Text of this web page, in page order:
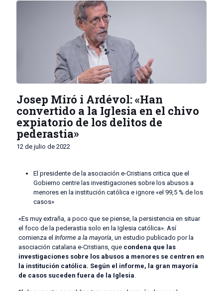
Josep Miró i Ardévol: «Han
convertido a la Iglesia en el chivo
expiatorio de los delitos de
pederastia»
12 de julio de 2022
El presidente de la asociación e-Cristians critica que el
Gobierno centre las investigaciones sobre los abusos a
menores en la institución católica e ignore «el 99,5 % de los
casos»
«Es muy extraña, a poco que se piense, la persistencia en situar
el foco de la pederastia solo en la Iglesia católica». Así
comienza el Informe a la mayoría, un estudio publicado por la
asociación catalana e-Cristians, que condena que las
investigaciones sobre los abusos a menores se centren en
la institución católica. Según el informe, la gran mayoría
de casos suceden fuera de la Iglesia.